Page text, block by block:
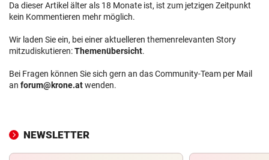
Da dieser Artikel älter als 18 Monate ist, ist zum jetzigen Zeitpunkt
kein Kommentieren mehr möglich.
Wir laden Sie ein, bei einer aktuelleren themenrelevanten Story
mitzudiskutieren:Themenübersicht.
Bei Fragen können Sie sich gern an das Community-Team per Mail
an forum@krone.atwenden.
NEWSLETTER